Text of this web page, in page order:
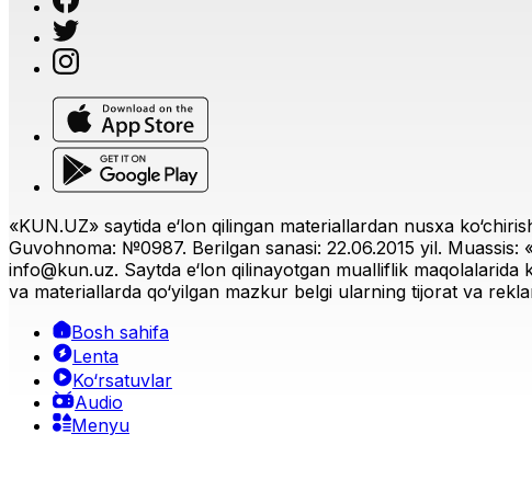
«KUN.UZ» saytida e‘lon qilingan materiallardan nusxa
Guvohnoma: №0987. Berilgan sanasi: 22.06.2015 yil. Muassis:
info@kun.uz. Saytda e‘lon qilinayotgan mualliflik
va materiallarda qo‘yilgan mazkur belgi ularning tijorat va
Bosh sahifa
Lenta
Ko‘rsatuvlar
Audio
Menyu